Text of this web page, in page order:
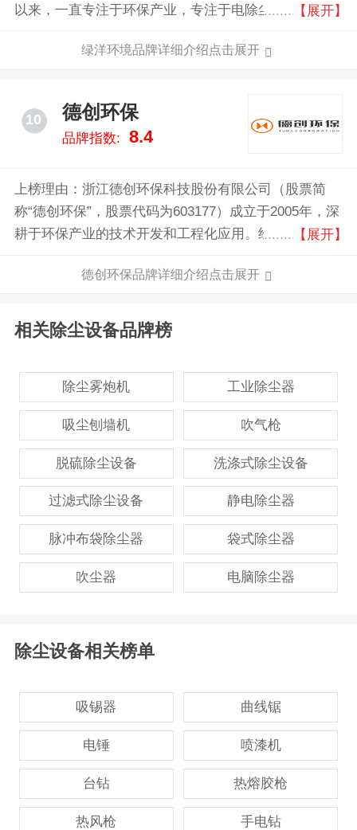
保护产业协会和河北省环境保护产业协会骨干企业称
(区)文明单位等荣誉称号。公司现有员工389人，其中
以来，一直专注于环保产业，专注于电除尘领域的自主
有住建部颁发的环境工程（大气污染防治工程）专项乙
有CQC颁发的ISO9001全面质量体系认证证书。
【展开】
绿洋环境品牌详细介绍点击展开
10 德创环保
品牌指数: 8.4
上榜理由：浙江德创环保科技股份有限公司（股票简
称“德创环保”，股票代码为603177）成立于2005年，深
耕于环保产业的技术开发和工程化应用。经过十余年的
废处理等多个业务板块的大型节能环保综合性企业，是
全面达到国际先进水平。2017年2月，公司在上海证券
【展开】
德创环保品牌详细介绍点击展开
相关除尘设备品牌榜
除尘雾炮机 工业除尘器
吸尘刨墙机 吹气枪
脱硫除尘设备 洗涤式除尘设备
过滤式除尘设备 静电除尘器
脉冲布袋除尘器 袋式除尘器
吹尘器 电脑除尘器
除尘设备相关榜单
吸锡器 曲线锯
电锤 喷漆机
台钻 热熔胶枪
热风枪 手电钻